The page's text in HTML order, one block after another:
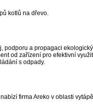
kotlů na dřevo.
podporu a propagaci
od zařízení pro efektivní
s odpady.
firma Areko v oblasti